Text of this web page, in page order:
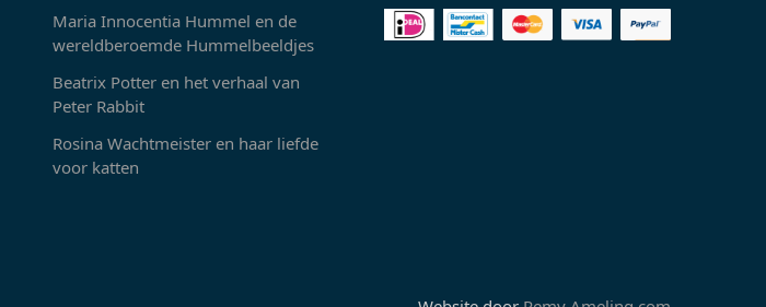
Maria Innocentia Hummel en de
wereldberoemde Hummelbeeldjes
Beatrix Potter en het verhaal van
Peter Rabbit
Rosina Wachtmeister en haar liefde
voor katten